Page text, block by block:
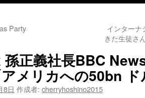
Party
インターナ
きた生徒さ
正義社長BBC
メリカへの50bn ド
8日 作成者: cherryhoshino2015